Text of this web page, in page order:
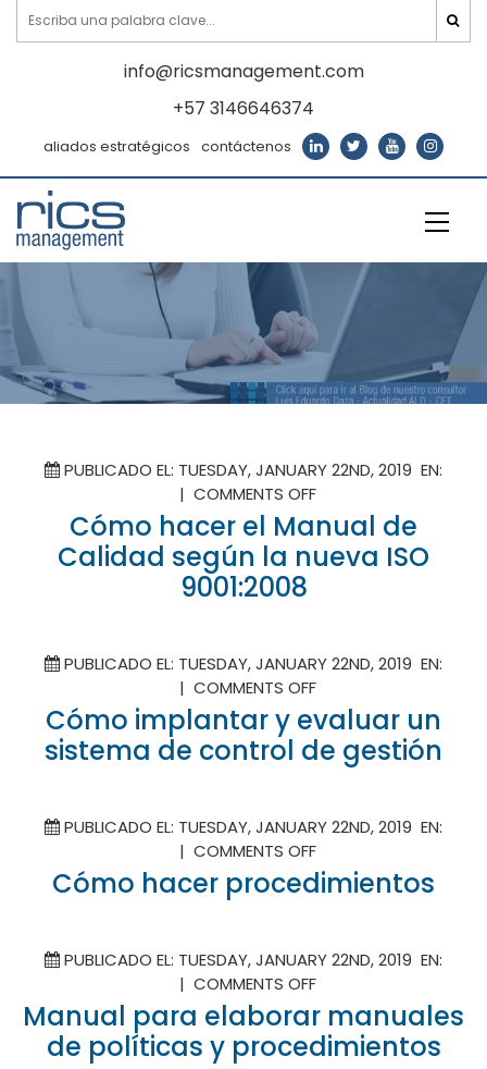
info@ricsmanagement.com
+57 3146646374
aliados estratégicos contáctenos
PUBLICADO EL: TUESDAY, JANUARY 22ND, 2019 EN:
| COMMENTS OFFON
CÓMO
HACER
EL
SEGÚN
LA
NUEVA
ISO
9001:2008
Cómo hacer el Manual de
Calidad según la nueva ISO
9001:2008
PUBLICADO EL: TUESDAY, JANUARY 22ND, 2019 EN:
| COMMENTS OFFON
CÓMO
IMPLANTAR
Y
SISTEMA
DE
CONTROL
Cómo implantar y evaluar un
sistema de control de gestión
PUBLICADO EL: TUESDAY, JANUARY 22ND, 2019 EN:
| COMMENTS OFFON
CÓMO
HACER
Cómo hacer procedimientos
PUBLICADO EL: TUESDAY, JANUARY 22ND, 2019 EN:
| COMMENTS OFFON
MANUAL
PARA
ELABORAR
Manual para elaborar manuales
de políticas y procedimientos